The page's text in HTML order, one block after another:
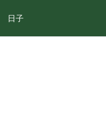
日子